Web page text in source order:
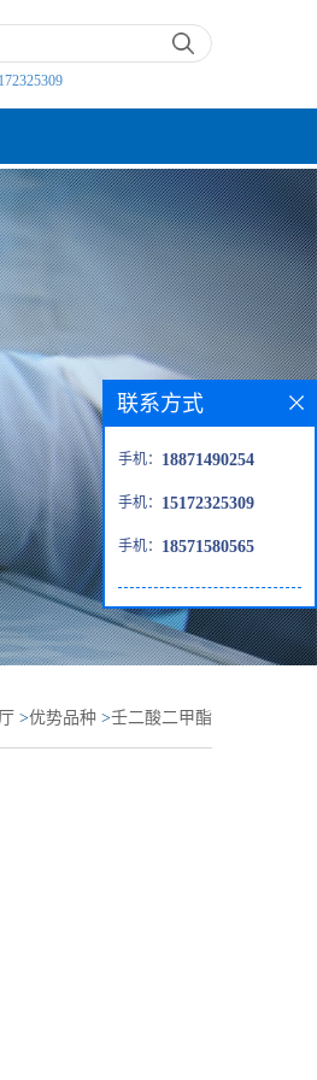
>优势品种 >壬二酸二甲酯
联系方式
手机： 18871490254
手机： 15172325309
手机： 18571580565